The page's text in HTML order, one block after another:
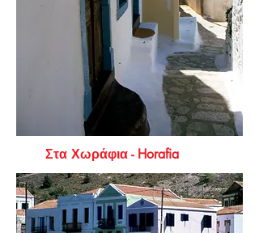
Στα Χωράφια - Horafia